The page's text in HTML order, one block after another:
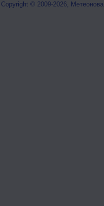
Copyright © 2009-2026, Метеонова